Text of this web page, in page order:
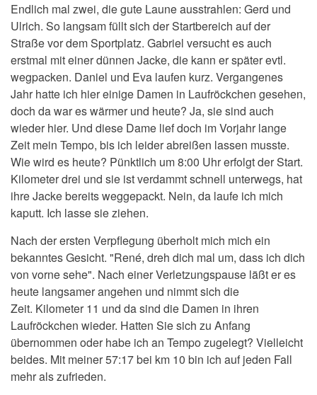
Endlich mal zwei, die gute Laune ausstrahlen: Gerd und
Ulrich. So langsam füllt sich der Startbereich auf der
Straße vor dem Sportplatz. Gabriel versucht es auch
erstmal mit einer dünnen Jacke, die kann er später evtl.
wegpacken. Daniel und Eva laufen kurz. Vergangenes
Jahr hatte ich hier einige Damen in Laufröckchen gesehen,
doch da war es wärmer und heute? Ja, sie sind auch
wieder hier. Und diese Dame lief doch im Vorjahr lange
Zeit mein Tempo, bis ich leider abreißen lassen musste.
Wie wird es heute? Pünktlich um 8:00 Uhr erfolgt der Start.
Kilometer drei und sie ist verdammt schnell unterwegs, hat
ihre Jacke bereits weggepackt. Nein, da laufe ich mich
kaputt. Ich lasse sie ziehen.
Nach der ersten Verpflegung überholt mich mich ein
bekanntes Gesicht. "René, dreh dich mal um, dass ich dich
von vorne sehe". Nach einer Verletzungspause läßt er es
heute langsamer angehen und nimmt sich die
Zeit. Kilometer 11 und da sind die Damen in ihren
Laufröckchen wieder. Hatten Sie sich zu Anfang
übernommen oder habe ich an Tempo zugelegt? Vielleicht
beides. Mit meiner 57:17 bei km 10 bin ich auf jeden Fall
mehr als zufrieden.